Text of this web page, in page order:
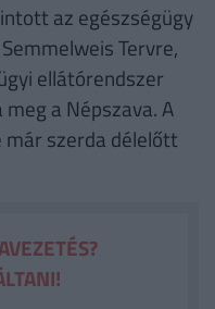
az egészségügy
Tervre,
ellátórendszer
a Népszava. A
szerda délelőtt